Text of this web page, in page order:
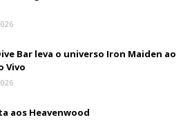
Bar leva o universo Iron Maiden ao
Vivo
aos Heavenwood